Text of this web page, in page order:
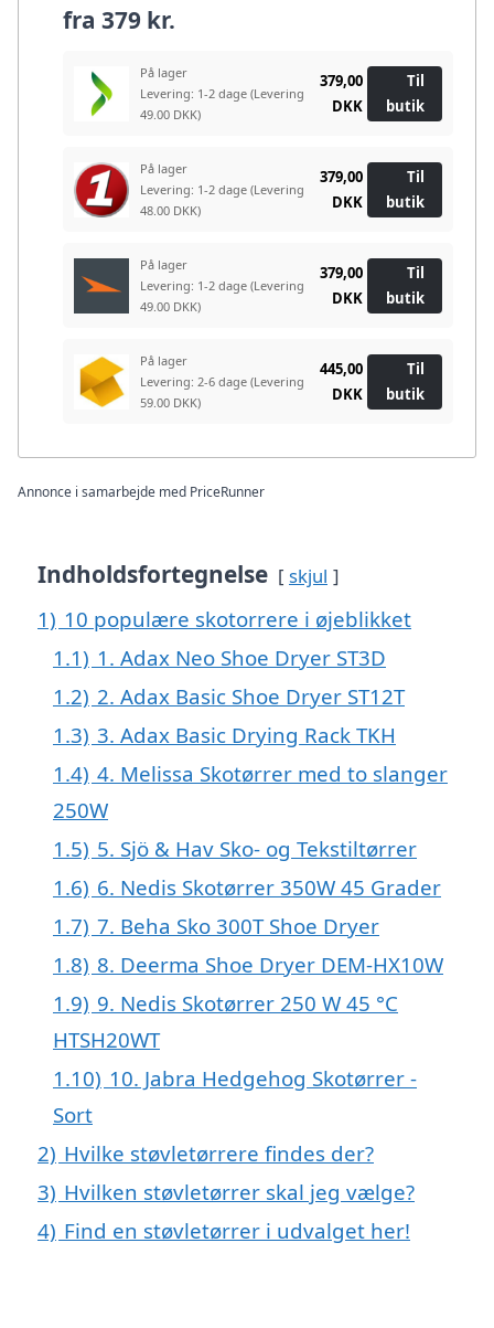
fra 379 kr.
På lager
Levering: 1-2 dage (Levering
49.00 DKK)
379,00
DKK
Til
butik
På lager
Levering: 1-2 dage (Levering
48.00 DKK)
379,00
DKK
Til
butik
På lager
Levering: 1-2 dage (Levering
49.00 DKK)
379,00
DKK
Til
butik
På lager
Levering: 2-6 dage (Levering
59.00 DKK)
445,00
DKK
Til
butik
Annonce i samarbejde med PriceRunner
Indholdsfortegnelse skjul
1) 10 populære skotorrere i øjeblikket
1.1) 1. Adax Neo Shoe Dryer ST3D
1.2) 2. Adax Basic Shoe Dryer ST12T
1.3) 3. Adax Basic Drying Rack TKH
1.4) 4. Melissa Skotørrer med to slanger
250W
1.5) 5. Sjö & Hav Sko- og Tekstiltørrer
1.6) 6. Nedis Skotørrer 350W 45 Grader
1.7) 7. Beha Sko 300T Shoe Dryer
1.8) 8. Deerma Shoe Dryer DEM-HX10W
1.9) 9. Nedis Skotørrer 250 W 45 °C
HTSH20WT
1.10) 10. Jabra Hedgehog Skotørrer -
Sort
2) Hvilke støvletørrere findes der?
3) Hvilken støvletørrer skal jeg vælge?
4) Find en støvletørrer i udvalget her!